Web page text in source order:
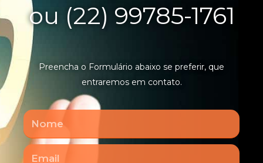
ou (22) 99785-1761
Preencha o Formulário abaixo se preferir, que
entraremos em contato.
Nome
Email